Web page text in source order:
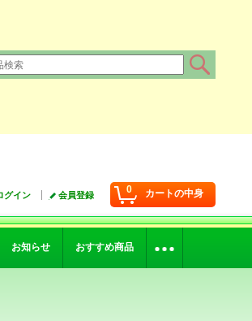
0 カートの中身
グイン 会員登録
お知らせ おすすめ商品